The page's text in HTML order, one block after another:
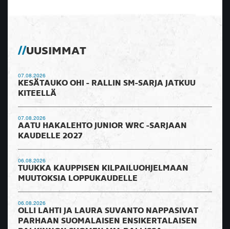
UUSIMMAT
07.08.2026
KESÄTAUKO OHI - RALLIN SM-SARJA JATKUU
KITEELLÄ
07.08.2026
AATU HAKALEHTO JUNIOR WRC -SARJAAN
KAUDELLE 2027
06.08.2026
TUUKKA KAUPPISEN KILPAILUOHJELMAAN
MUUTOKSIA LOPPUKAUDELLE
06.08.2026
OLLI LAHTI JA LAURA SUVANTO NAPPASIVAT
PARHAAN SUOMALAISEN ENSIKERTALAISEN